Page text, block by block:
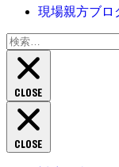
現場親方ブロ
検
索:
CLOSE
CLOSE